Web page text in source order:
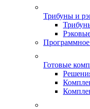
Трибуны и
Программное
Готовые